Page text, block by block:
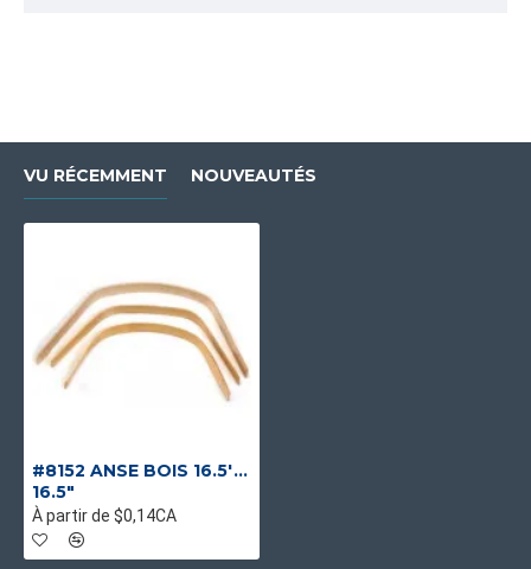
VU RÉCEMMENT NOUVEAUTÉS
#8152 ANSE BOIS 16.5'' POUR PANIER 3LT
16.5"
À partir de $0,14CA